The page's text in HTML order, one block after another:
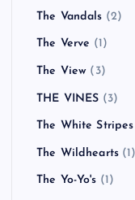
The Vandals (2)
The Verve (1)
The View (3)
THE VINES (3)
The White Stripes
The Wildhearts (1)
The Yo-Yo's (1)